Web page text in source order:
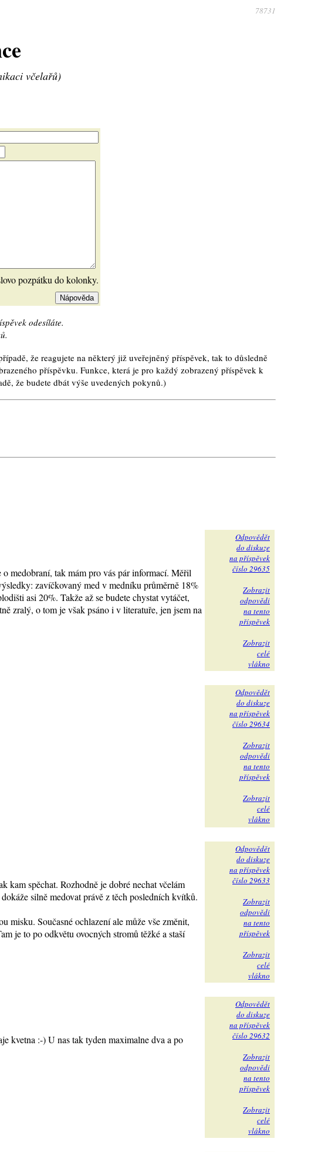
78731
včelařů)
pozpátku do kolonky.
odesíláte.
že reagujete na některý již uveřejněný příspěvek, tak to důsledně
příspěvku. Funkce, která je pro každý zobrazený příspěvek k
že budete dbát výše uvedených pokynů.)
medobraní, tak mám pro vás pár informací. Měřil
zavíčkovaný med v medníku průměrně 18%
asi 20%. Takže až se budete chystat vytáčet,
zralý, o tom je však psáno i v literatuře, jen jsem na
Odpovědět
do diskuze
na příspěvek
číslo 29635
Zobrazit
odpovědi
na tento
příspěvek
Zobrazit
celé
vlákno
Odpovědět
do diskuze
na příspěvek
číslo 29634
Zobrazit
odpovědi
na tento
příspěvek
Zobrazit
celé
vlákno
kam spěchat. Rozhodně je dobré nechat včelám
silně medovat právě z těch posledních kvítků.
misku. Současné ochlazení ale může vše změnit,
je to po odkvětu ovocných stromů těžké a staší
Odpovědět
do diskuze
na příspěvek
číslo 29633
Zobrazit
odpovědi
na tento
příspěvek
Zobrazit
celé
vlákno
kvetna :-) U nas tak tyden maximalne dva a po
Odpovědět
do diskuze
na příspěvek
číslo 29632
Zobrazit
odpovědi
na tento
příspěvek
Zobrazit
celé
vlákno